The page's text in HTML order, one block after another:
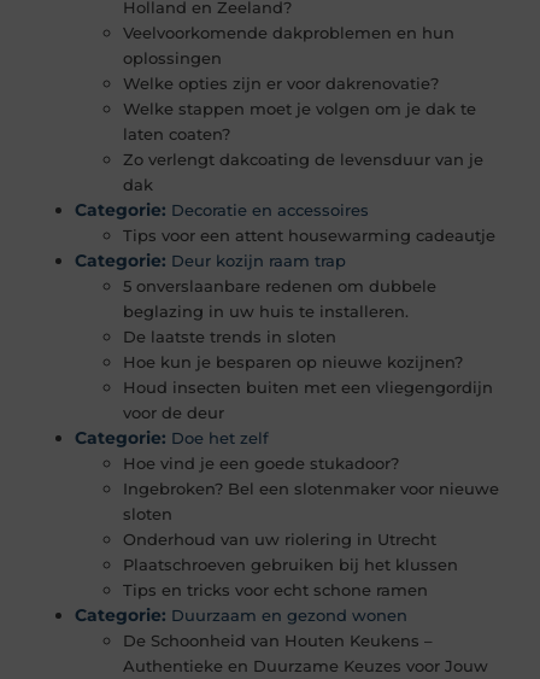
Holland en Zeeland?
Veelvoorkomende dakproblemen en hun
oplossingen
Welke opties zijn er voor dakrenovatie?
Welke stappen moet je volgen om je dak te
laten coaten?
Zo verlengt dakcoating de levensduur van je
dak
Categorie: Decoratie en accessoires
Tips voor een attent housewarming cadeautje
Categorie: Deur kozijn raam trap
5 onverslaanbare redenen om dubbele
beglazing in uw huis te installeren.
De laatste trends in sloten
Hoe kun je besparen op nieuwe kozijnen?
Houd insecten buiten met een vliegengordijn
voor de deur
Categorie: Doe het zelf
Hoe vind je een goede stukadoor?
Ingebroken? Bel een slotenmaker voor nieuwe
sloten
Onderhoud van uw riolering in Utrecht
Plaatschroeven gebruiken bij het klussen
Tips en tricks voor echt schone ramen
Categorie: Duurzaam en gezond wonen
De Schoonheid van Houten Keukens –
Authentieke en Duurzame Keuzes voor Jouw